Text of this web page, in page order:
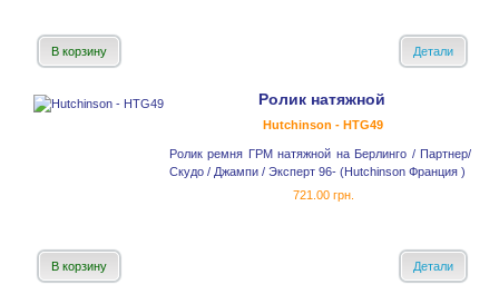
В корзину Детали
Ролик натяжной
Hutchinson - HTG49
Ролик ремня ГРМ натяжной на Берлинго / Партнер/
Скудо / Джампи / Эксперт 96- (Hutchinson Франция )
721.00 грн.
В корзину Детали